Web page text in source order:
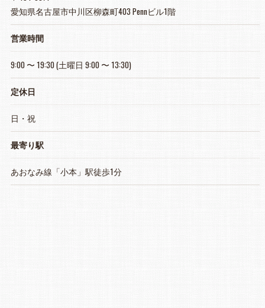
愛知県名古屋市中川区柳森町403 Pennビル1階
営業時間
9:00 〜 19:30 (土曜日 9:00 〜 13:30)
定休日
日・祝
最寄り駅
あおなみ線「小本」駅徒歩1分